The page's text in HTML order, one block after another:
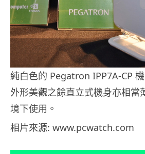
純白色的 Pegatron IPP7A-CP
外形美觀之餘直立式機身亦相當
境下使用。
相片來源: www.pcwatch.com